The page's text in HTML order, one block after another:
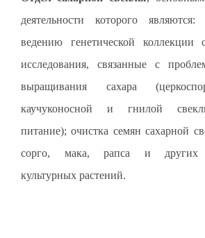
деятельности которого являются:
ведению генетической коллекции
исследования, связанные с
выращивания сахара
каучуконосной и гнилой
питание); очистка семян сахарной
сорго, мака, рапса и других
культурных растений.